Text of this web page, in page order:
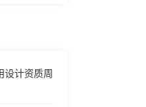
设计资质周